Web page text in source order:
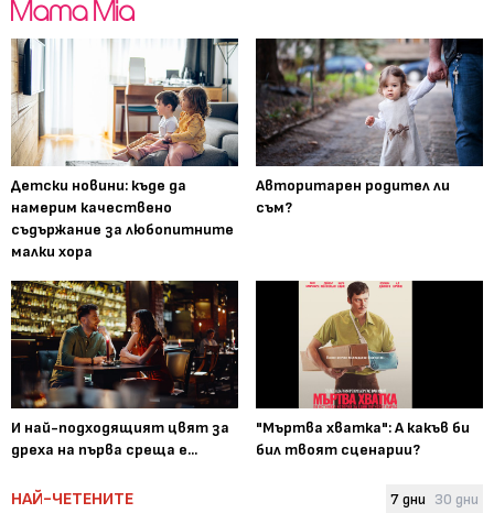
Детски новини: къде да
намерим качествено
съдържание за любопитните
малки хора
Авторитарен родител ли
съм?
И най-подходящият цвят за
дреха на първа среща е...
"Мъртва хватка": А какъв би
бил твоят сценарии?
НАЙ-ЧЕТЕНИТЕ 7 дни 30 дни